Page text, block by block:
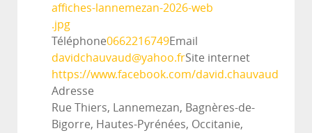
affiches-lannemezan-2026-web
.jpg
Téléphone0662216749Email
davidchauvaud@yahoo.frSite internet
https://www.facebook.com/david.chauvaud
Adresse
Rue Thiers, Lannemezan, Bagnères-de-
Bigorre, Hautes-Pyrénées, Occitanie,